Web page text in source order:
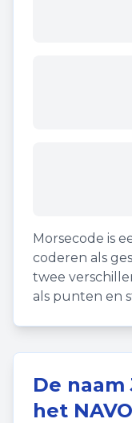
Morsecode is
coderen als
twee
als punten en
De naam
het